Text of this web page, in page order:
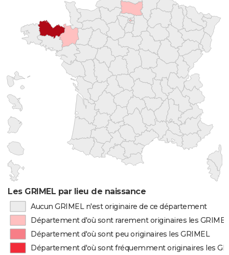
Les GRIMEL par lieu de naissance
Aucun GRIMEL n'est originaire de ce département
Département d'où sont rarement originaires les GRIMEL
Département d'où sont peu originaires les GRIMEL
Département d'où sont fréquemment originaires les